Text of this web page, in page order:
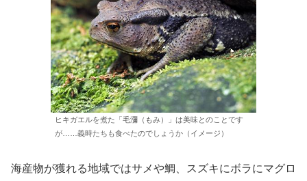
ヒキガエルを煮た「毛瀰（もみ）」は美味とのことです
が……義時たちも食べたのでしょうか（イメージ）
海産物が獲れる地域ではサメや鯛、スズキにボラにマグロ